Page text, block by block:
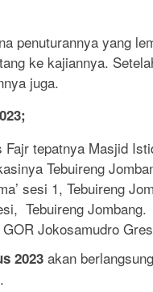
penuturannya yang
ke kajiannya.
juga.
tepatnya Masjid
Tebuireng
sesi 1, Tebuireng
Tebuireng Jombang.
Jokosamudro
2023 akan